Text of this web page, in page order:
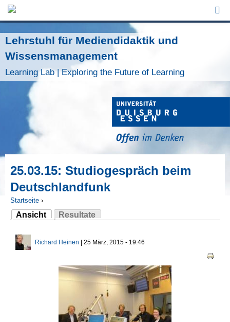
Jump to Navigation
Lehrstuhl für Mediendidaktik und
Wissensmanagement
Learning Lab | Exploring the Future of Learning
25.03.15: Studiogespräch beim
Deutschlandfunk
Sie sind hier
Startseite ›
Haupt-Reiter
Ansicht
(aktiver Reiter)
Resultate
Richard Heinen | 25 März, 2015 - 19:46